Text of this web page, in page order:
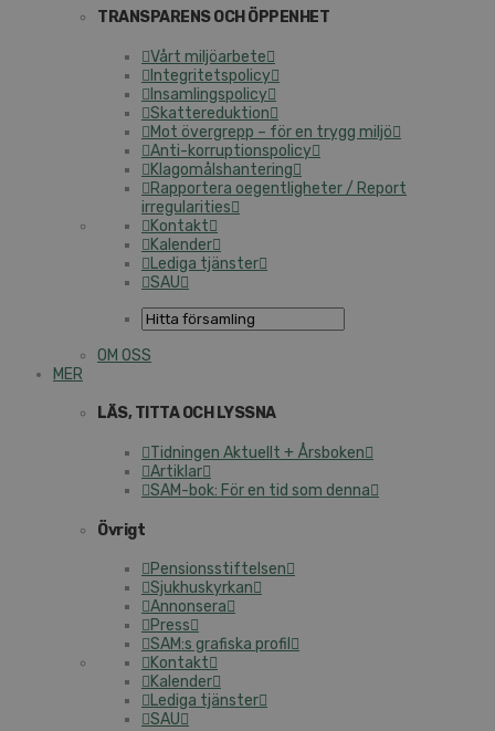
TRANSPARENS OCH ÖPPENHET
Vårt miljöarbete
Integritetspolicy
Insamlingspolicy
Skattereduktion
Mot övergrepp – för en trygg miljö
Anti-korruptionspolicy
Klagomålshantering
Rapportera oegentligheter / Report
irregularities
Kontakt
Kalender
Lediga tjänster
SAU
OM OSS
MER
LÄS, TITTA OCH LYSSNA
Tidningen Aktuellt + Årsboken
Artiklar
SAM-bok: För en tid som denna
Övrigt
Pensionsstiftelsen
Sjukhuskyrkan
Annonsera
Press
SAM:s grafiska profil
Kontakt
Kalender
Lediga tjänster
SAU